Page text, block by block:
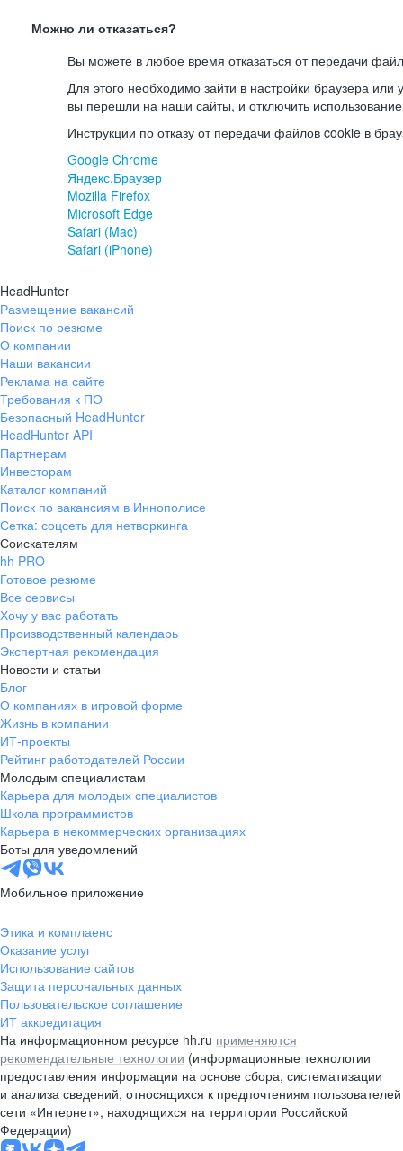
Можно ли отказаться?
Вы можете в любое время отказаться от передачи
Для этого необходимо зайти в настройки браузера или
вы перешли на наши сайты, и отключить
Инструкции по отказу от передачи файлов cookie в
Google Chrome
Яндекс.Браузер
Mozilla Firefox
Microsoft Edge
Safari (Mac)
Safari (iPhone)
HeadHunter
Размещение вакансий
Поиск по резюме
О компании
Наши вакансии
Реклама на сайте
Требования к ПО
Безопасный HeadHunter
HeadHunter API
Партнерам
Инвесторам
Каталог компаний
Поиск по вакансиям в Иннополисе
Сетка: соцсеть для нетворкинга
Соискателям
hh PRO
Готовое резюме
Все сервисы
Хочу у вас работать
Производственный календарь
Экспертная рекомендация
Новости и статьи
Блог
О компаниях в игровой форме
Жизнь в компании
ИТ-проекты
Рейтинг работодателей России
Молодым специалистам
Карьера для молодых специалистов
Школа программистов
Карьера в некоммерческих организациях
Боты для уведомлений
Мобильное приложение
Этика и комплаенс
Оказание услуг
Использование сайтов
Защита персональных данных
Пользовательское соглашение
ИТ аккредитация
На информационном ресурсе hh.ru применяются
рекомендательные технологии (информационные технологии
предоставления информации на основе сбора, систематизации
и анализа сведений, относящихся к предпочтениям пользователей
сети «Интернет», находящихся на территории Российской
Федерации)